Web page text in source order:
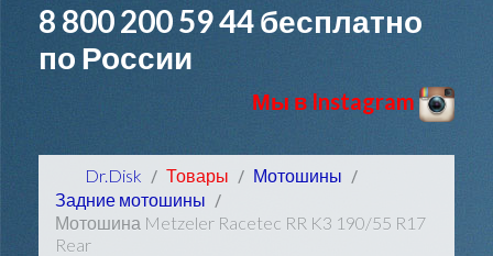
8 800 200 59 44бесплатно
по России
Мы в Instagram
Dr.Disk Товары
Мотошины
Задние мотошины
Мотошина Metzeler Racetec RR K3 190/55 R17
Rear